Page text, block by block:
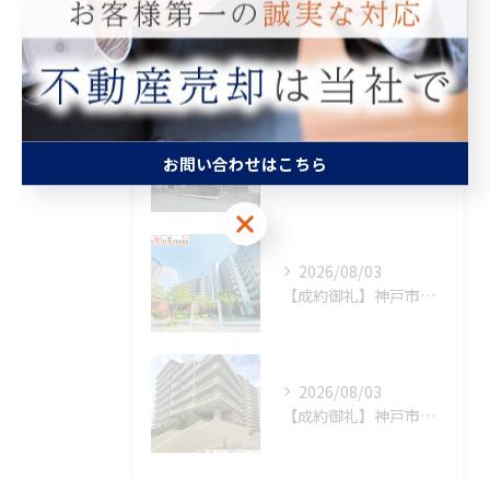
最近の投稿 Recent Posts
2026/08/03
【成約御礼】神戸市西区
2026/08/03
【成約御礼】神戸市垂水区
お問い合わせはこちら
お問い合わせはこちら